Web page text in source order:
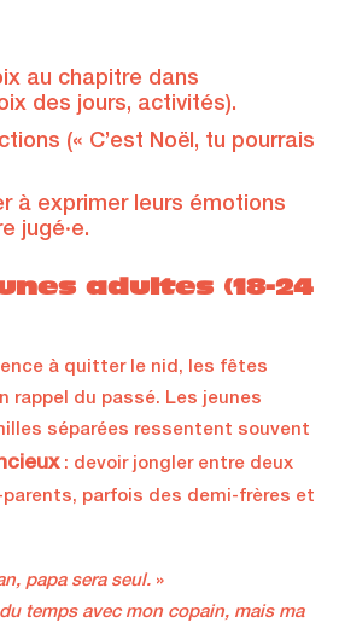
au chapitre dans
des jours, activités).
(« C’est Noël, tu pourrais
à exprimer leurs émotions
jugé·e.
adultes (18-24
à quitter le nid, les fêtes
rappel du passé. Les jeunes
séparées ressentent souvent
: devoir jongler entre deux
parfois des demi-frères et
papa sera seul. »
temps avec mon copain, mais ma